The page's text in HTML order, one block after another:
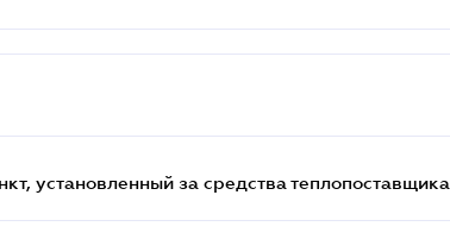
установленный за средства теплопоставщика